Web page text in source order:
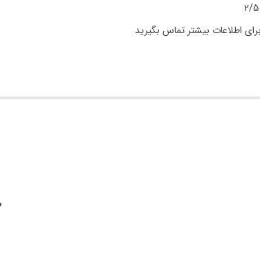
اطلاعات بیشتر تماس بگیرید